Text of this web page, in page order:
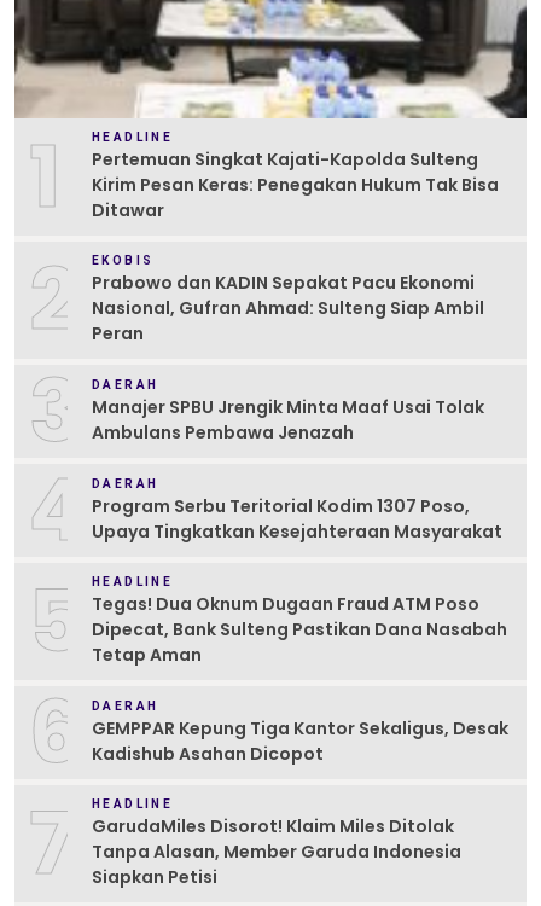
1 HEADLINE
Pertemuan Singkat Kajati-Kapolda Sulteng
Kirim Pesan Keras: Penegakan Hukum Tak Bisa
Ditawar
2 EKOBIS
Prabowo dan KADIN Sepakat Pacu Ekonomi
Nasional, Gufran Ahmad: Sulteng Siap Ambil
Peran
3 DAERAH
Manajer SPBU Jrengik Minta Maaf Usai Tolak
Ambulans Pembawa Jenazah
4 DAERAH
Program Serbu Teritorial Kodim 1307 Poso,
Upaya Tingkatkan Kesejahteraan Masyarakat
5 HEADLINE
Tegas! Dua Oknum Dugaan Fraud ATM Poso
Dipecat, Bank Sulteng Pastikan Dana Nasabah
Tetap Aman
6 DAERAH
GEMPPAR Kepung Tiga Kantor Sekaligus, Desak
Kadishub Asahan Dicopot
7 HEADLINE
GarudaMiles Disorot! Klaim Miles Ditolak
Tanpa Alasan, Member Garuda Indonesia
Siapkan Petisi